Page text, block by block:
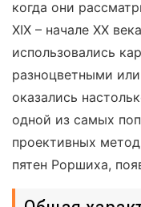
когда они
XIX – начале XX
использовались
разноцветными
оказались
одной из самых
проективных
пятен Роршиха,